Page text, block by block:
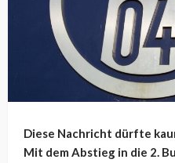
Diese Nachricht dürfte
Mit dem Abstieg in die 2.